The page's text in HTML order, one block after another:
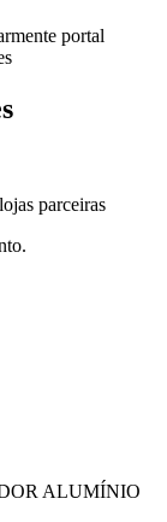
portal
parceiras
ALUMÍNIO